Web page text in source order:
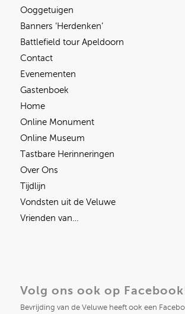
Ooggetuigen
Banners ‘Herdenken’
Battlefield tour Apeldoorn
Contact
Evenementen
Gastenboek
Home
Online Monument
Online Museum
Tastbare Herinneringen
Over Ons
Tijdlijn
Vondsten uit de Veluwe
Vrienden van…
Volg ons ook op
Bevrijding van de Veluwe heeft ook een